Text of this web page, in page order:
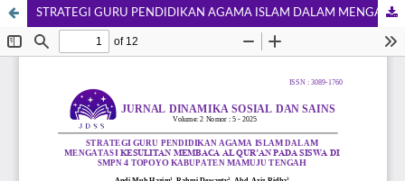
STRATEGI GURU PENDIDIKAN AGAMA ISLAM DALAM MENGATASI KESULITAN MEMBACA AL QUR’AN PADA SISWA DI SMPN 4 TOPOYO KABUPATEN MAMUJU TENGAH